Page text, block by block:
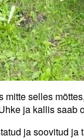
selles
ja kallis
ja soovitud